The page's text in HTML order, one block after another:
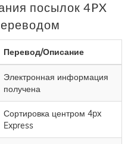
посылок 4PX
Перевод/Описание
Электронная информация
получена
Сортировка центром 4px
Express